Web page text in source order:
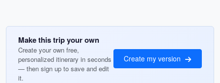
Make this trip your own
Create your own free,
personalized itinerary in seconds
— then sign up to save and edit
it.
Create my version